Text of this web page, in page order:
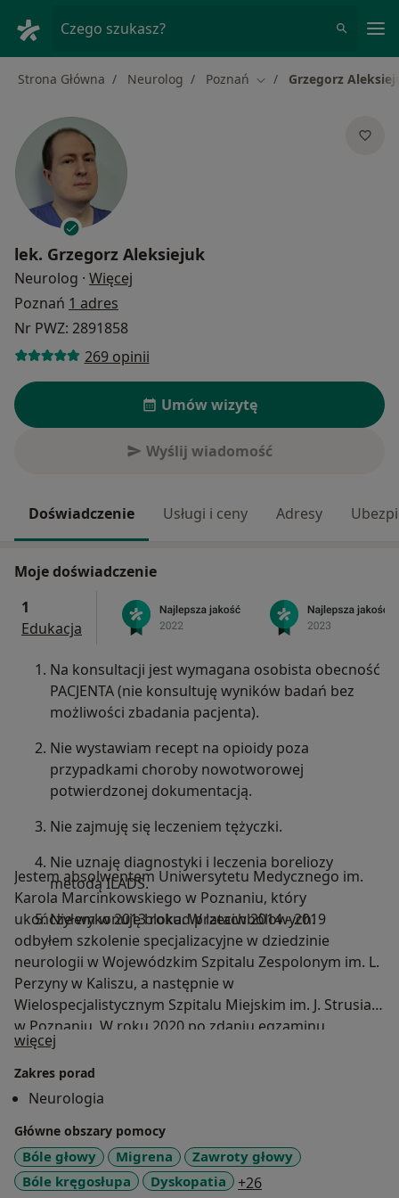
Czego szukasz?
Strona Główna Neurolog Poznań Zmień miasto
Grzegorz
lek. Grzegorz Aleksiejuk
Neurolog · Więcej
Poznań 1 adres
Nr PWZ: 2891858
269 opinii
Umów wizytę
Wyślij wiadomość
Doświadczenie Usługi i ceny Adresy
Moje doświadczenie
1
Edukacja
Na konsultacji jest wymagana osobista obecność
PACJENTA (nie konsultuję wyników badań bez
możliwości zbadania pacjenta).
Nie wystawiam recept na opioidy poza
przypadkami choroby nowotworowej
potwierdzonej dokumentacją.
Nie zajmuję się leczeniem tężyczki.
Nie uznaję diagnostyki i leczenia boreliozy
metodą ILADS.
Nie wykonuję blokad przeciwbólowych.
Jestem absolwentem Uniwersytetu Medycznego im.
Karola Marcinkowskiego w Poznaniu, który
ukończyłem w 2013 roku. W latach 2014 - 2019
odbyłem szkolenie specjalizacyjne w dziedzinie
neurologii w Wojewódzkim Szpitalu Zespolonym im. L.
Perzyny w Kaliszu, a następnie w
Wielospecjalistycznym Szpitalu Miejskim im. J. Strusia
w Poznaniu. W roku 2020 po zdaniu egzaminu
końcowego uzyskałem tytuł specjalisty neurologa. Jako
specjalista neurolog pracowałem w
Wielospecjalistycznym Szpitalu Miejskim im. J. Strusia
w Poznaniu, w Szpitalu w Puszczykowie im. prof. S.T.
Dąbrowskiego, a także jako EDSS Rater w badaniach
klinicznych oceniających nowe terapie w stwardnieniu
rozsianym. Jestem członkiem Polskiego Towarzystwa
więcej
Zakres porad
Neurologia
Główne obszary pomocy
Bóle głowy Migrena
Zawroty głowy
Bóle kręgosłupa
Dyskopatia +26